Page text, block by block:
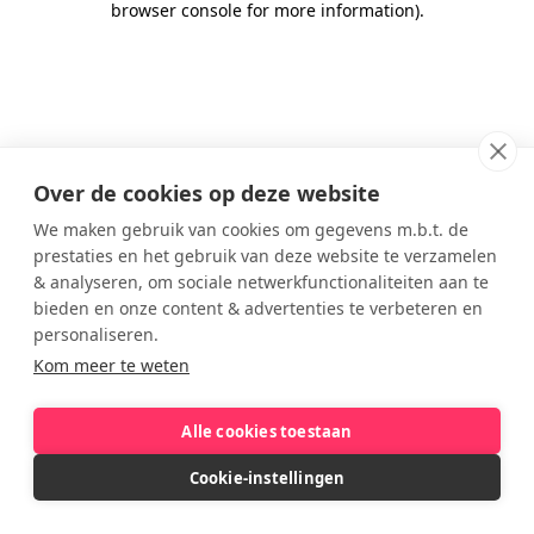
Over de cookies op deze website
We maken gebruik van cookies om gegevens m.b.t. de
prestaties en het gebruik van deze website te verzamelen
& analyseren, om sociale netwerkfunctionaliteiten aan te
bieden en onze content & advertenties te verbeteren en
personaliseren.
Kom meer te weten
Alle cookies toestaan
Cookie-instellingen
browser console for more information).